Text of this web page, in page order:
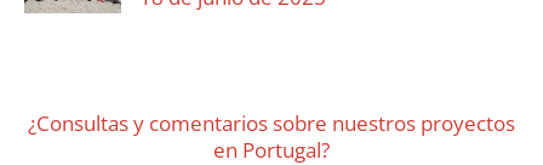
¿Consultas y comentarios sobre nuestros proyectos
en Portugal?